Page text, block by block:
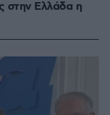
στην Ελλάδα η